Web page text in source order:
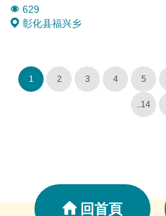
629
彰化县福兴乡
1 2 3 4 5
..14
回首頁